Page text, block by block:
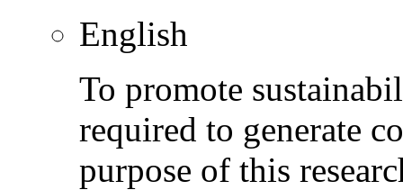
English
To promote
required to generate
purpose of this